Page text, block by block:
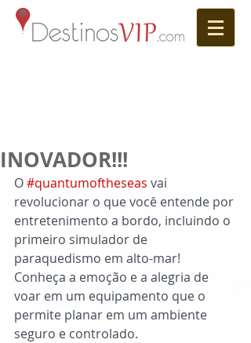
INOVADOR!!!
O #quantumoftheseas vai
revolucionar o que você entende por
entretenimento a bordo, incluindo o
primeiro simulador de
paraquedismo em alto-mar!
Conheça a emoção e a alegria de
voar em um equipamento que o
permite planar em um ambiente
seguro e controlado.